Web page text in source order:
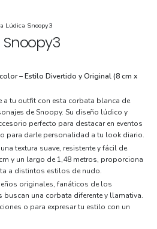
Lúdica Snoopy3
– Estilo Divertido y Original (8 cm x
a tu outfit con esta corbata blanca de
de Snoopy. Su diseño lúdico y
perfecto para destacar en eventos
para darle personalidad a tu look diario.
textura suave, resistente y fácil de
y un largo de 1,48 metros, proporciona
a distintos estilos de nudo.
originales, fanáticos de los
buscan una corbata diferente y llamativa.
o para expresar tu estilo con un